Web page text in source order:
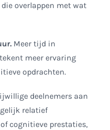
overlappen met wat
Meer tijd in
meer ervaring
opdrachten.
deelnemers aan
relatief
cognitieve prestaties,